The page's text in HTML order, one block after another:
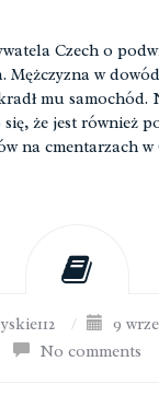
Czech o
Mężczyzna w
mu samochód.
że jest również
na cmentarzach
/ 9
No comments